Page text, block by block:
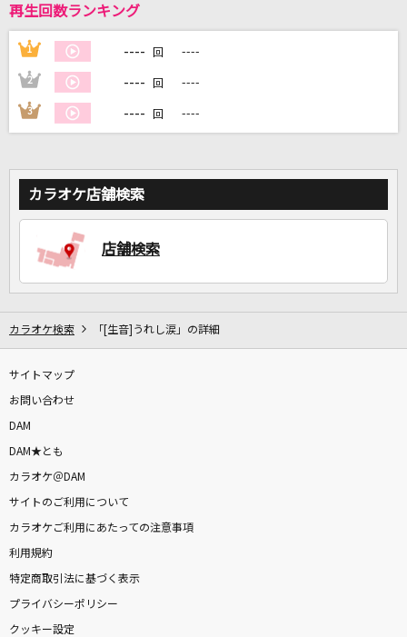
再生回数ランキング
1 ---- 回 ----
2 ---- 回 ----
3 ---- 回 ----
カラオケ店舗検索
店舗検索
カラオケ検索 「[生音]うれし涙」の詳細
サイトマップ
お問い合わせ
DAM
DAM★とも
カラオケ＠DAM
サイトのご利用について
カラオケご利用にあたっての注意事項
利用規約
特定商取引法に基づく表示
プライバシーポリシー
クッキー設定